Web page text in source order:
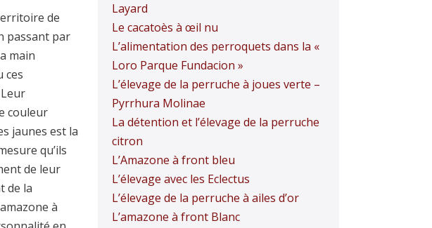
de
passant par
main
ces
couleur
jaunes est la
qu’ils
de leur
de la
à
Layard
Le cacatoès à œil nu
L’alimentation des perroquets dans la «
Loro Parque Fundacion »
L’élevage de la perruche à joues verte –
Pyrrhura Molinae
La détention et l’élevage de la perruche
citron
L’Amazone à front bleu
L’élevage avec les Eclectus
L’élevage de la perruche à ailes d’or
L’amazone à front Blanc